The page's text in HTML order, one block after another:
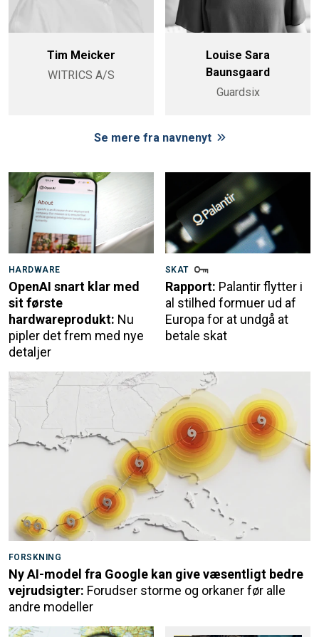
Tim Meicker
WITRICS A/S
Louise Sara
Baunsgaard
Guardsix
Se mere fra navnenyt
HARDWARE
OpenAI snart klar med
sit første
hardwareprodukt: Nu
pipler det frem med nye
detaljer
SKAT
Rapport: Palantir flytter i
al stilhed formuer ud af
Europa for at undgå at
betale skat
FORSKNING
Ny AI-model fra Google kan give væsentligt bedre
vejrudsigter: Forudser storme og orkaner før alle
andre modeller